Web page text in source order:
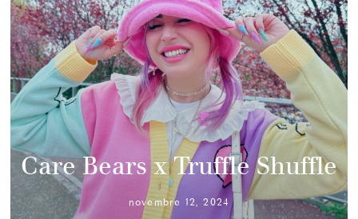
Care Bears x Truffle Shuffle
novembre 12, 2024